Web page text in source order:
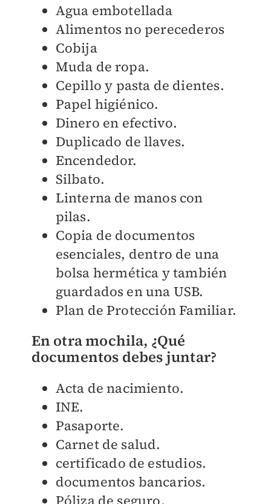
Agua embotellada
Alimentos no perecederos
Cobija
Muda de ropa.
Cepillo y pasta de dientes.
Papel higiénico.
Dinero en efectivo.
Duplicado de llaves.
Encendedor.
Silbato.
Linterna de manos con
pilas.
Copia de documentos
esenciales, dentro de una
bolsa hermética y también
guardados en una USB.
Plan de Protección Familiar.
En otra mochila, ¿Qué
documentos debes juntar?
Acta de nacimiento.
INE.
Pasaporte.
Carnet de salud.
certificado de estudios.
documentos bancarios.
Póliza de seguro.